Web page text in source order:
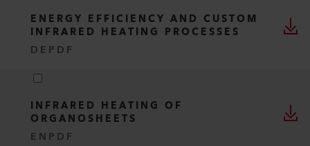
ENERGY EFFICIENCY AND CUSTOM
INFRARED HEATING PROCESSES
DE PDF
INFRARED HEATING OF
ORGANOSHEETS
EN PDF